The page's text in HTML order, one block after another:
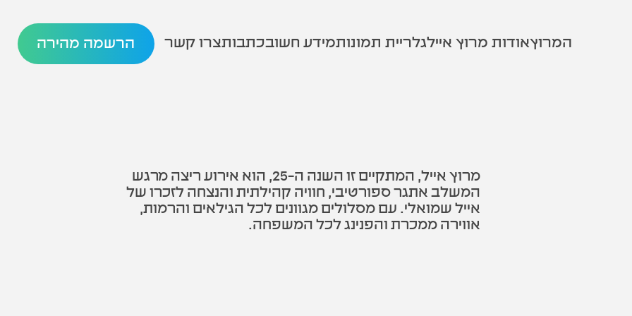
הרשמה מהירה המרוץאודות מרוץ איילגלריית תמונותמידע חשובכתבותצרו קשר
מרוץ אייל, המתקיים זו השנה ה-25, הוא אירוע ריצה מרגש
המשלב אתגר ספורטיבי, חוויה קהילתית והנצחה לזכרו של
אייל שמואלי. עם מסלולים מגוונים לכל הגילאים והרמות,
אווירה ממכרת והפנינג לכל המשפחה.